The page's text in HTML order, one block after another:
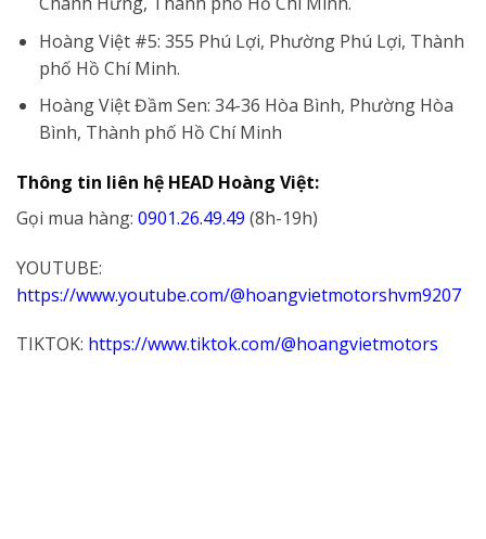
Hoàng Việt #5: 355 Phú Lợi, Phường Phú Lợi, Thành
phố Hồ Chí Minh.
Hoàng Việt Đầm Sen: 34-36 Hòa Bình, Phường Hòa
Bình, Thành phố Hồ Chí Minh
Thông tin liên hệ HEAD Hoàng Việt:
Gọi mua hàng: 0901.26.49.49 (8h-19h)
YOUTUBE:
https://www.youtube.com/@hoangvietmotorshvm9207
TIKTOK: https://www.tiktok.com/@hoangvietmotors